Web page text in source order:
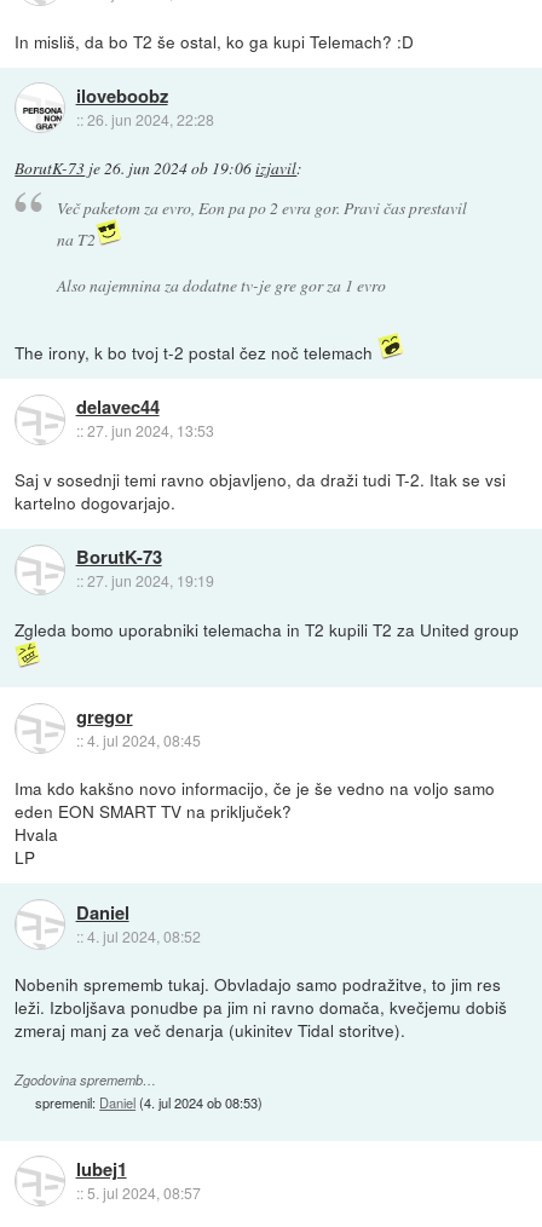
In misliš, da bo T2 še ostal, ko ga kupi Telemach? :D
iloveboobz
::26. jun 2024, 22:28
BorutK-73 je 26. jun 2024 ob 19:06izjavil:
Več paketom za evro, Eon pa po 2 evra gor. Pravi čas prestavil
na T2
Also najemnina za dodatne tv-je gre gor za 1 evro
The irony, k bo tvoj t-2 postal čez noč telemach
delavec44
::27. jun 2024, 13:53
Saj v sosednji temi ravno objavljeno, da draži tudi T-2. Itak se vsi
kartelno dogovarjajo.
BorutK-73
::27. jun 2024, 19:19
Zgleda bomo uporabniki telemacha in T2 kupili T2 za United group
gregor
::4. jul 2024, 08:45
Ima kdo kakšno novo informacijo, če je še vedno na voljo samo
eden EON SMART TV na priključek?
Hvala
LP
Daniel
::4. jul 2024, 08:52
Nobenih sprememb tukaj. Obvladajo samo podražitve, to jim res
leži. Izboljšava ponudbe pa jim ni ravno domača, kvečjemu dobiš
zmeraj manj za več denarja (ukinitev Tidal storitve).
Zgodovina sprememb…
spremenil: Daniel(4. jul 2024 ob 08:53)
lubej1
::5. jul 2024, 08:57